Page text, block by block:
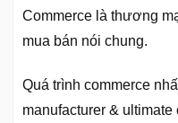
Commerce là thương
mua bán nói chung.
Quá trình commerce
manufacturer & ultimate